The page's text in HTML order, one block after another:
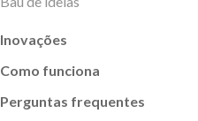
Inovações
Como funciona
Perguntas frequentes